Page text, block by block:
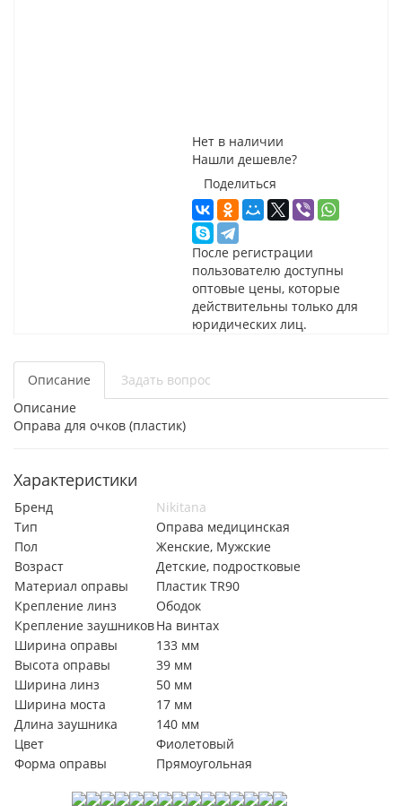
Нет в наличии
Нашли дешевле?
Поделиться
После регистрации
пользователю доступны
оптовые цены, которые
действительны только для
юридических лиц.
Описание
Задать вопрос
Описание
Оправа для очков (пластик)
Характеристики
Бренд
Nikitana
Тип
Оправа медицинская
Пол
Женские, Мужские
Возраст
Детские, подростковые
Материал оправы
Пластик TR90
Крепление линз
Ободок
Крепление заушниковНа винтах
Ширина оправы
133 мм
Высота оправы
39 мм
Ширина линз
50 мм
Ширина моста
17 мм
Длина заушника
140 мм
Цвет
Фиолетовый
Форма оправы
Прямоугольная